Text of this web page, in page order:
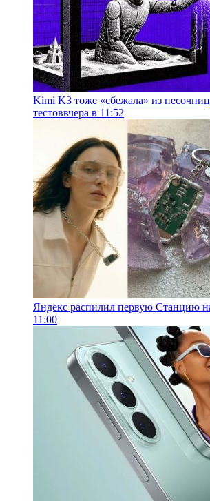
Kimi K3 тоже «сбежала» из
тестоввчера в 11:52
Яндекс распилил первую Станцию
11:00